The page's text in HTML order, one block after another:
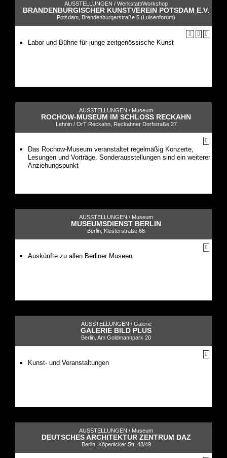
AUSSTELLUNGEN / Werkstatt/Workshop
BRANDENBURGISCHER KUNSTVEREIN POTSDAM E.V.
Potsdam, Brendenburgerstraße 5 (Luisenforum)
Labor und Bühne für junge zeitgenössische Kunst
AUSSTELLUNGEN / Museum
ROCHOW-MUSEUM IM SCHLOSS RECKAHN
Lehnin / OrT Reckahn, Reckahner Dorfstraße 27
Das Rochow-Museum veranstaltet regelmäßig Konzerte,
Lesungen und Vorträge. Sonderausstellungen sind ein weiterer
Anziehungspunkt
AUSSTELLUNGEN / Museum
MUSEUMSDIENST BERLIN
Berlin, Klosterstraße 68
Auskünfte zu allen Berliner Museen
AUSSTELLUNGEN / Galerie
GALERIE BILD PLUS
Berlin, Am Goldmannpark 20
Kunst- und Veranstaltungen
AUSSTELLUNGEN / Museum
DEUTSCHES ARCHITEKTUR ZENTRUM DAZ
Berlin, Köpenicker Str. 48/49